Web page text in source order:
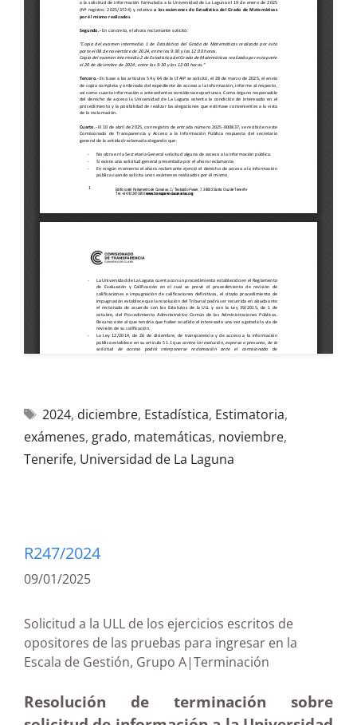
2024, diciembre, Estadística, Estimatoria,
exámenes, grado, matemáticas, noviembre,
Tenerife, Universidad de La Laguna
R247/2024
09/01/2025
Solicitud a la ULL de los ejercicios escritos de
opositores de las pruebas para ingresar en la
Escala de Gestión, Grupo A|Terminación
Resolución de terminación sobre